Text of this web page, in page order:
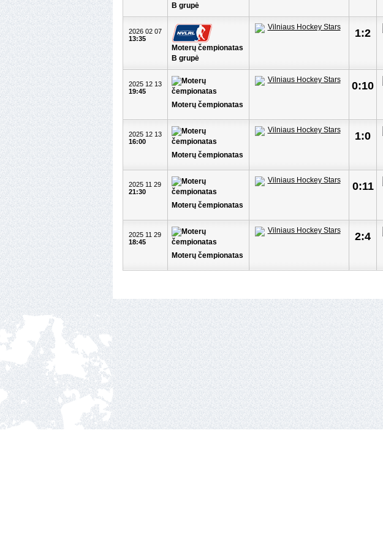
B grupė
2026 02 07
13:35
Moterų čempionatas
B grupė
1:2
2025 12 13
19:45
Moterų čempionatas
0:10
2025 12 13
16:00
Moterų čempionatas
1:0
2025 11 29
21:30
Moterų čempionatas
0:11
2025 11 29
18:45
Moterų čempionatas
2:4